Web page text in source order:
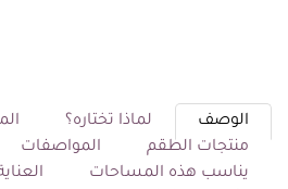
الوصف لماذا تختاره؟
منتجات الطقم
المواصفات
يناسب هذه المساحات